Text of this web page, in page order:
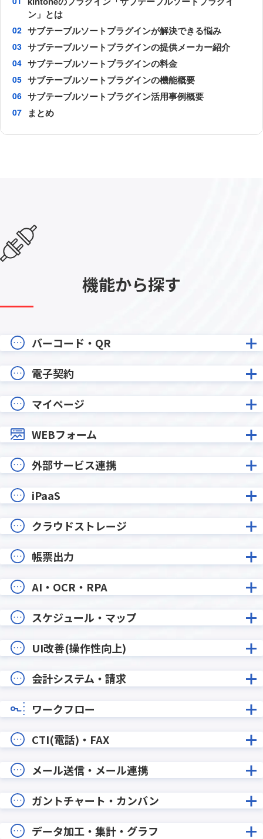
ン」とは
サブテーブルソートプラグインが解決できる悩み
サブテーブルソートプラグインの提供メーカー紹介
サブテーブルソートプラグインの料金
サブテーブルソートプラグインの機能概要
サブテーブルソートプラグイン活用事例概要
まとめ
機能から探す
バーコード・QR
電子契約
マイページ
WEBフォーム
外部サービス連携
iPaaS
クラウドストレージ
帳票出力
AI・OCR・RPA
スケジュール・マップ
UI改善(操作性向上)
会計システム・請求
ワークフロー
CTI(電話)・FAX
メール送信・メール連携
ガントチャート・カンバン
データ加工・集計・グラフ